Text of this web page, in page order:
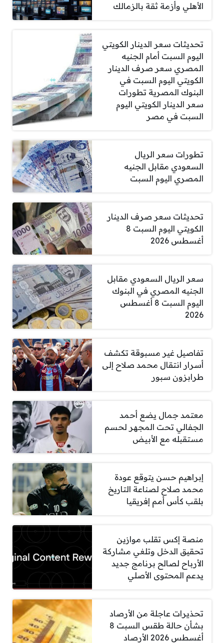
الأهلي وأزمة ثقة بالزمالك
تحديثات سعر الدينار الكويتي
اليوم السبت أمام الجنيه
المصري سعر صرف الدينار
الكويتي اليوم السبت في
البنوك المصرية تطورات
سعر الدينار الكويتي اليوم
السبت في مصر
تطورات سعر الريال
السعودي مقابل الجنيه
المصري اليوم السبت
تحديثات سعر صرف الدينار
الكويتي اليوم السبت 8
أغسطس 2026
سعر الريال السعودي مقابل
الجنيه المصري في البنوك
اليوم السبت 8 أغسطس
2026
تفاصيل غير مسبوقة تكشف
أسرار انتقال محمد صلاح إلى
طرابزون سبور
معتمد جمال يضع أحمد
الجفالي تحت المجهر لحسم
مستقبله مع الأبيض
إبراهيم حسن يتوقع عودة
محمد صلاح لصناعة التاريخ
بلقب كأس أمم إفريقيا
منصة إكس تقلب موازين
تحقيق الدخل وتلغي مشاركة
الأرباح لصالح برنامج جديد
يدعم المحتوى الأصلي
تحذيرات عاجلة من الأرصاد
بشأن حالة طقس السبت 8
أغسطس 2026 الأرصاد